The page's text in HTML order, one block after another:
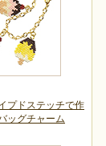
プドステッチで作
ッグチャーム